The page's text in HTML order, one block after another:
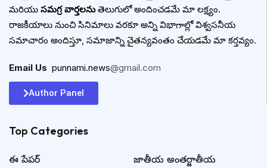
మరియు సమగ్ర వార్తలనుతెలుగులో అందించడమే మా లక్ష్యం.
రాజకీయాలు నుంచి సినిమాలు వరకూ అన్ని విభాగాల్లో విశ్వసనీయ
సమాచారం అందిస్తూ, సమాజాన్ని చైతన్యవంతం చేయడమే మా కర్తవ్యం.
Email Us punnami.news@gmail.com
Author Panel
Top Categories​
ఈ పేపర్ జాతీయ అంతర్జాతీయ